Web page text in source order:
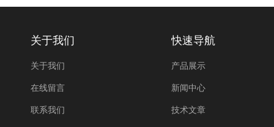
关于我们
关于我们
在线留言
联系我们
快速导航
产品展示
新闻中心
技术文章